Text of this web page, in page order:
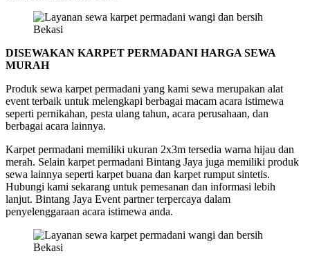
DISEWAKAN KARPET PERMADANI HARGA SEWA
MURAH
Produk sewa karpet permadani yang kami sewa merupakan alat
event terbaik untuk melengkapi berbagai macam acara istimewa
seperti pernikahan, pesta ulang tahun, acara perusahaan, dan
berbagai acara lainnya.
Karpet permadani memiliki ukuran 2x3m tersedia warna hijau dan
merah. Selain karpet permadani Bintang Jaya juga memiliki produk
sewa lainnya seperti karpet buana dan karpet rumput sintetis.
Hubungi kami sekarang untuk pemesanan dan informasi lebih
lanjut. Bintang Jaya Event partner terpercaya dalam
penyelenggaraan acara istimewa anda.